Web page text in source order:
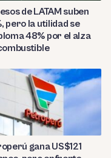
de LATAM suben
pero la utilidad se
48% por el alza
gana US$121